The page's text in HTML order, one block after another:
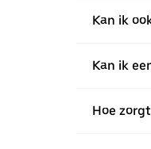
Kan ik
Kan ik
Hoe